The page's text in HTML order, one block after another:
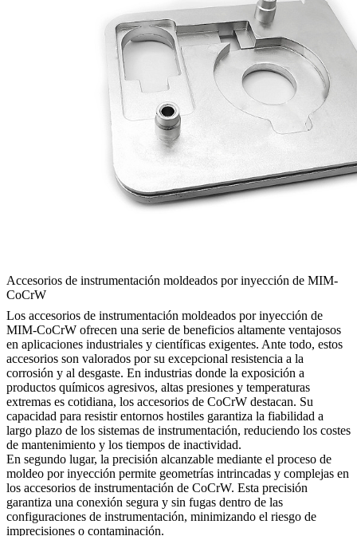
Accesorios de instrumentación moldeados por inyección de MIM-
CoCrW
Los accesorios de instrumentación moldeados por inyección de
MIM-CoCrW ofrecen una serie de beneficios altamente ventajosos
en aplicaciones industriales y científicas exigentes. Ante todo, estos
accesorios son valorados por su excepcional resistencia a la
corrosión y al desgaste. En industrias donde la exposición a
productos químicos agresivos, altas presiones y temperaturas
extremas es cotidiana, los accesorios de CoCrW destacan. Su
capacidad para resistir entornos hostiles garantiza la fiabilidad a
largo plazo de los sistemas de instrumentación, reduciendo los costes
de mantenimiento y los tiempos de inactividad.
En segundo lugar, la precisión alcanzable mediante el proceso de
moldeo por inyección permite geometrías intrincadas y complejas en
los accesorios de instrumentación de CoCrW. Esta precisión
garantiza una conexión segura y sin fugas dentro de las
configuraciones de instrumentación, minimizando el riesgo de
imprecisiones o contaminación.